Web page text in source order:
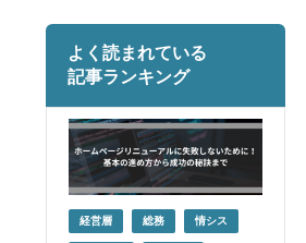
よく読まれている
記事ランキング
経営層 総務 情シス